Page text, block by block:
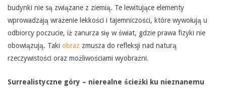
budynki nie są związane z ziemią. Te lewitujące elementy
wprowadzają wrażenie lekkości i tajemniczości, które wywołują u
odbiorcy poczucie, iż zanurza się w świat, gdzie prawa fizyki nie
obowiązują. Taki obraz zmusza do refleksji nad naturą
rzeczywistości oraz możliwościami wyobraźni.
Surrealistyczne góry – nierealne ścieżki ku nieznanemu